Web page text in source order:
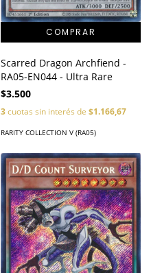
Scarred Dragon Archfiend -
RA05-EN044 - Ultra Rare
$3.500
3cuotas sin interés de $1.166,67
RARITY COLLECTION V (RA05)